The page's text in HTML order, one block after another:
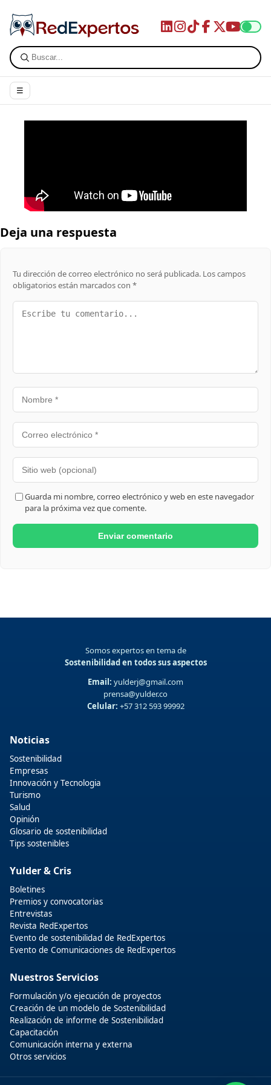
☰
Deja una respuesta
Tu dirección de correo electrónico no será publicada. Los campos
obligatorios están marcados con *
Guarda mi nombre, correo electrónico y web en este navegador
para la próxima vez que comente.
Somos expertos en tema de
Sostenibilidad en todos sus aspectos
Email: yulderj@gmail.com
prensa@yulder.co
Celular: +57 312 593 99992
Noticias
Sostenibilidad
Empresas
Innovación y Tecnologia
Turismo
Salud
Opinión
Glosario de sostenibilidad
Tips sostenibles
Yulder & Cris
Boletines
Premios y convocatorias
Entrevistas
Revista RedExpertos
Evento de sostenibilidad de RedExpertos
Evento de Comunicaciones de RedExpertos
Nuestros Servicios
Formulación y/o ejecución de proyectos
Creación de un modelo de Sostenibilidad
Realización de informe de Sostenibilidad
Capacitación
Comunicación interna y externa
Otros servicios